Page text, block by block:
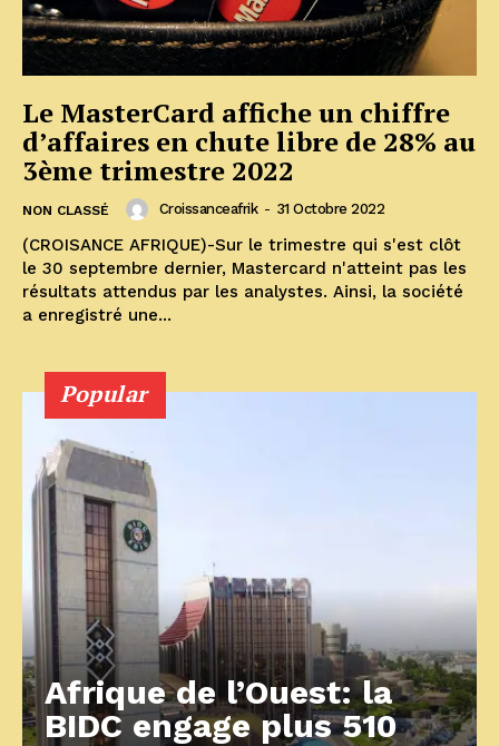
Le MasterCard affiche un chiffre
d’affaires en chute libre de 28% au
3ème trimestre 2022
NON CLASSÉ Croissanceafrik - 31 Octobre 2022
(CROISANCE AFRIQUE)-Sur le trimestre qui s'est clôt
le 30 septembre dernier, Mastercard n'atteint pas les
résultats attendus par les analystes. Ainsi, la société
a enregistré une...
Popular
Afrique de l’Ouest: la
BIDC engage plus 510